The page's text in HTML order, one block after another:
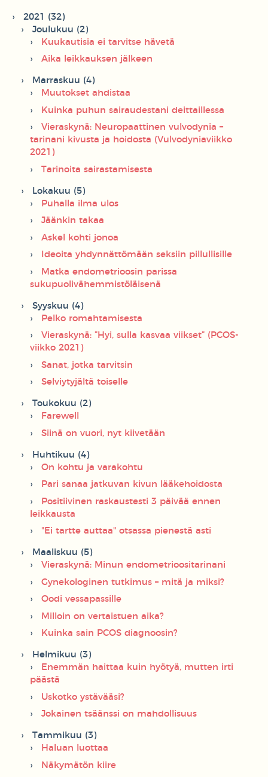
2021 (32)
Joulukuu (2)
Kuukautisia ei tarvitse hävetä
Aika leikkauksen jälkeen
Marraskuu (4)
Muutokset ahdistaa
Kuinka puhun sairaudestani deittaillessa
Vieraskynä: Neuropaattinen vulvodynia –
tarinani kivusta ja hoidosta (Vulvodyniaviikko
2021)
Tarinoita sairastamisesta
Lokakuu (5)
Puhalla ilma ulos
Jäänkin takaa
Askel kohti jonoa
Ideoita yhdynnättömään seksiin pillullisille
Matka endometrioosin parissa
sukupuolivähemmistöläisenä
Syyskuu (4)
Pelko romahtamisesta
Vieraskynä: ”Hyi, sulla kasvaa viikset” (PCOS-
viikko 2021)
Sanat, jotka tarvitsin
Selviytyjältä toiselle
Toukokuu (2)
Farewell
Siinä on vuori, nyt kiivetään
Huhtikuu (4)
On kohtu ja varakohtu
Pari sanaa jatkuvan kivun lääkehoidosta
Positiivinen raskaustesti 3 päivää ennen
leikkausta
"Ei tartte auttaa" otsassa pienestä asti
Maaliskuu (5)
Vieraskynä: Minun endometrioositarinani
Gynekologinen tutkimus – mitä ja miksi?
Oodi vessapassille
Milloin on vertaistuen aika?
Kuinka sain PCOS diagnoosin?
Helmikuu (3)
Enemmän haittaa kuin hyötyä, mutten irti
päästä
Uskotko ystävääsi?
Jokainen tsäänssi on mahdollisuus
Tammikuu (3)
Haluan luottaa
Näkymätön kiire